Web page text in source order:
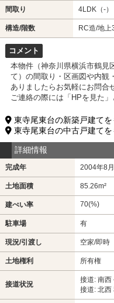
間取り 4LDK（-）
構造/階数 RC造/地上
コメント
本物件（神奈川県横浜市鶴見
て）の間取り・区画図や内観
ありましたらお気軽にお問合
ご連絡の際には「HPを見た」
東寺尾東台の新築戸建てを
東寺尾東台の中古戸建てを
詳細情報
完成年 2004年8
土地面積 85.26m²
建ぺい率 70(%)
駐車場 有
現況/引渡し 空家/即時
土地権利 所有権
接道状況
接道: 南西
接道: 北西